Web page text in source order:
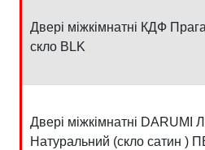
Двері міжкімнатні КДФ
скло BLK
Двері міжкімнатні DARUMI
Натуральний (скло сатин )